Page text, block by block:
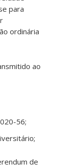
para
ordinária
ao
56;
de